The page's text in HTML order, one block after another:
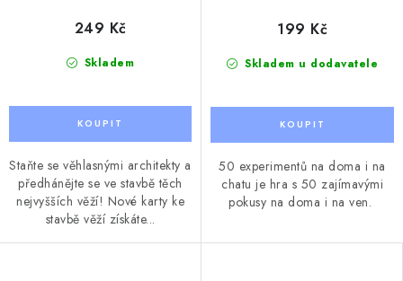
Skladem
249 Kč
Staňte se věhlasnými architekty a
předhánějte se ve stavbě těch
nejvyšších věží! Nové karty ke
stavbě věží získáte...
Skladem u dodavatele
199 Kč
50 experimentů na doma i na
chatu je hra s 50 zajímavými
pokusy na doma i na ven.